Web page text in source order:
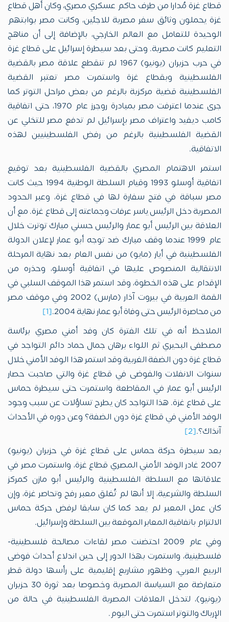
قطاع غزة مُدارا من طرف حاكم عسكري مصري، وكان أهل قطاع
غزة يحملون وثائق سفر مصرية للاجئين، وكانت مصر بوابتهم
الوحيدة للتعامل مع العالم الخارجي، بالإضافة إلى أن مناهج
التعليم كانت مصرية. وحتى بعد سيطرة إسرائيل على قطاع غزة
في حرب حزيران (يونيو) 1967 لم تنقطع علاقة مصر بالقضية
الفلسطينية وبقطاع غزة واستمرت مصر تعتبر القضية
الفلسطينية قضية مركزية بالرغم من بعض مراحل التوتر كما
جرى عندما اعترفت مصر بمبادرة روجرز عام 1970، حتى اتفاقية
كامب ديفيد واعتراف مصر بإسرائيل لم تدفع مصر للتخلي عن
القضية الفلسطينية بالرغم من رفض الفلسطينيين لهذه
الاتفاقية.
استمر الاهتمام المصري بالقضية الفلسطينية بعد توقيع
اتفاقية أوسلو 1993 وقيام السلطة الوطنية 1994 حيث كانت
مصر سباقة في فتح سفارة لها في قطاع غزة، وعبر الحدود
المصرية دخل الرئيس ياسر عرفات وجماعته إلى قطاع غزة. مع أن
العلاقة بين الرئيس أبو عمار والرئيس حسني مبارك توترت خلال
عام 1999 عندما وقف مبارك ضد توجه أبو عمار لإعلان الدولة
الفلسطينية في أيار (مايو) من نفس العام بعد نهاية المرحلة
الانتقالية المنصوص عليها في اتفاقية أوسلو، وحذره من
الإقدام على هذه الخطوة، وقد استمر هذا الموقف السلبي في
القمة العربية في بيروت آذار (مارس) 2002 وفي موقف مصر
من محاصرة الرئيس حتى وفاة أبو عمار نهاية 2004.
[1]
الملاحظ أنه في تلك الفترة كان وفد أمني مصري برئاسة
مصطفى البحيري ثم اللواء برهان جمال حماد دائم التواجد في
قطاع غزة دون الضفة الغربية وقد استمر هذا الوفد الأمني خلال
سنوات الانفلات والفوضى في قطاع غزة والتي صاحبت حصار
الرئيس أبو عمار في المقاطعة واستمرت حتى سيطرة حماس
على قطاع غزة. هذا التواجد كان يطرح تساؤلات عن سبب وجود
الوفد الأمني في قطاع غزة دون الضفة؟ وعن دوره في الأحداث
آنذاك؟.[2]
بعد سيطرة حركة حماس على قطاع غزة في حزيران (يونيو)
2007 غادر الوفد الأمني المصري قطاع غزة، واستمرت مصر في
علاقاتها مع السلطة الفلسطينية والرئيس أبو مازن كمركز
السلطة والشرعية، إلا أنها لم تُغلق معبر رفح وتحاصر غزة، وإن
كان عمل المعبر لم يعد كما كان سابقا لرفض حركة حماس
الالتزام باتفاقية المعابر الموقعة بين السلطة وإسرائيل.
وفي عام 2009 احتضنت مصر لقاءات مصالحة فلسطينية-
فلسطينية، واستمرت بهذا الدور إلى حين اندلاع أحداث فوضى
الربيع العربي، وظهور مشاريع إقليمية على رأسها دولة قطر
متعارضة مع السياسة المصرية وخصوصا بعد ثورة 30 حزيران
(يونيو)، لتدخل العلاقات المصرية الفلسطينية في حالة من
الإرباك والتوتر استمرت حتى اليوم.